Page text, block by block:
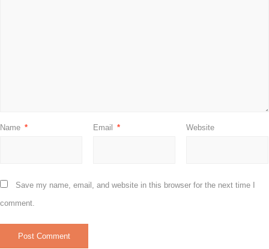
Name * Email * Website
Save my name, email, and website in this browser for the next time I
comment.